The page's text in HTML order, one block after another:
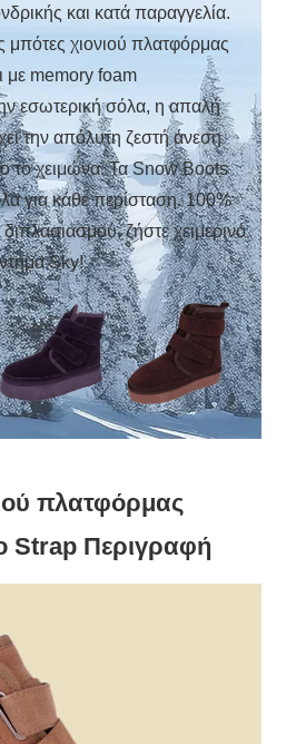
και κατά παραγγελία.
μπότες χιονιού πλατφόρμας
με memory foam
εσωτερική σόλα, η απαλή
την απόλυτη ζεστή άνεση
το χειμώνα. Τα Snow Boots
για κάθε περίσταση. 100%
ζήστε χειμερινό
Sky!
πλατφόρμας
Strap Περιγραφή